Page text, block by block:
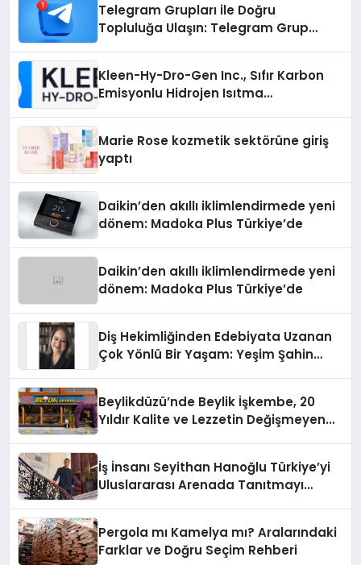
Telegram Grupları ile Doğru
Topluluğa Ulaşın: Telegram Grup
Kleen-Hy-Dro-Gen Inc., Sıfır Karbon
Emisyonlu Hidrojen Isıtma
Marie Rose kozmetik sektörüne giriş
yaptı
Daikin’den akıllı iklimlendirmede yeni
dönem: Madoka Plus Türkiye’de
Daikin’den akıllı iklimlendirmede yeni
dönem: Madoka Plus Türkiye’de
Diş Hekimliğinden Edebiyata Uzanan
Çok Yönlü Bir Yaşam: Yeşim Şahin
Beylikdüzü’nde Beylik İşkembe, 20
Yıldır Kalite ve Lezzetin Değişmeyen
İş İnsanı Seyithan Hanoğlu Türkiye’yi
Uluslararası Arenada Tanıtmayı
Pergola mı Kamelya mı? Aralarındaki
Farklar ve Doğru Seçim Rehberi